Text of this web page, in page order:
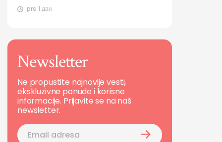
pre 1 дан
Newsletter
Ne propustite najnovije vesti,
ekskluzivne ponude i korisne
informacije. Prijavite se na naš
newsletter.